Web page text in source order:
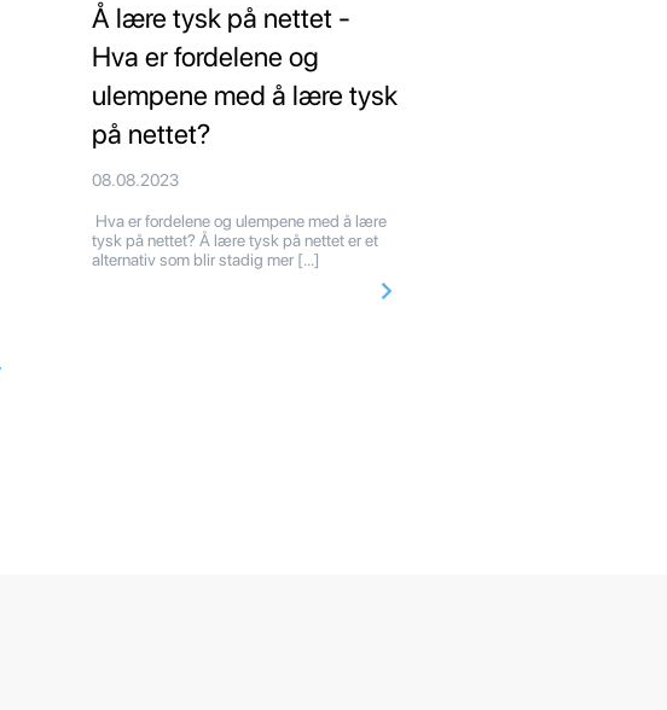
Å lære tysk på nettet -
Hva er fordelene og
ulempene med å lære tysk
på nettet?
08.08.2023
Hva er fordelene og ulempene med å lære
tysk på nettet? Å lære tysk på nettet er et
alternativ som blir stadig mer […]